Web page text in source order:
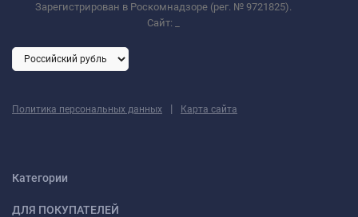
Зарегистрирован в Роскомнадзоре (рег. № 9721825).
Сайт:
Политика персональных данных | Карта сайта
Категории
ДЛЯ ПОКУПАТЕЛЕЙ